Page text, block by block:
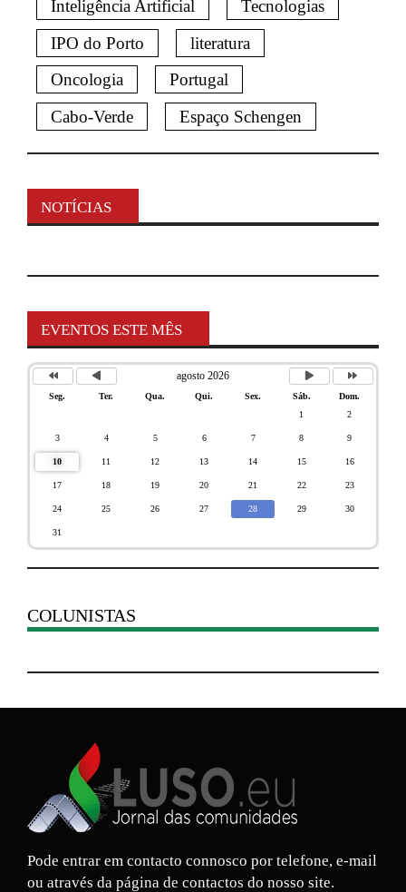
Inteligência Artificial
Tecnologias
IPO do Porto
literatura
Oncologia
Portugal
Cabo-Verde
Espaço Schengen
NOTÍCIAS
EVENTOS ESTE MÊS
agosto 2026
Seg. Ter. Qua. Qui. Sex. Sáb.
Dom.
1
2
3 4 5 6 7 8 9
10 11 12 13 14 15 16
17 18 19 20 21 22 23
24 25 26 27 28 29 30
31
COLUNISTAS
Pode entrar em contacto connosco por telefone, e-mail
ou através da página de contactos do nosso site.